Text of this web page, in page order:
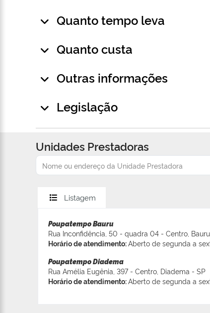
Quanto tempo leva
Quanto custa
Outras informações
Legislação
Unidades Prestadoras
Listagem
Poupatempo Bauru
Rua Inconfidência, 50 - quadra 04 - Centro,
Horário de atendimento:Aberto de segunda a
Poupatempo Diadema
Rua Amélia Eugênia, 397 - Centro, Diadema - SP
Horário de atendimento:Aberto de segunda a